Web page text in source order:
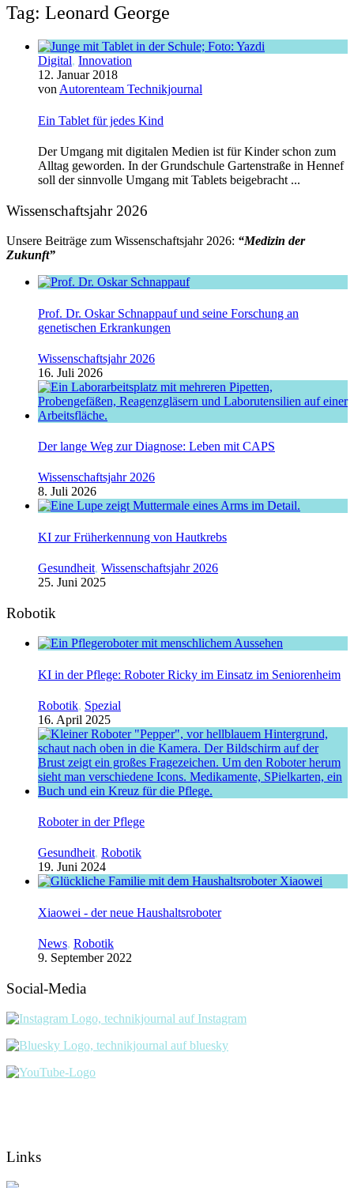
Tag: Leonard George
Digital, Innovation
12. Januar 2018
von Autorenteam Technikjournal
Ein Tablet für jedes Kind
Der Umgang mit digitalen Medien ist für Kinder schon zum
Alltag geworden. In der Grundschule Gartenstraße in Hennef
soll der sinnvolle Umgang mit Tablets beigebracht ...
Wissenschaftsjahr 2026
Unsere Beiträge zum Wissenschaftsjahr 2026: “Medizin der
Zukunft”
Prof. Dr. Oskar Schnappauf und seine Forschung an
genetischen Erkrankungen
Wissenschaftsjahr 2026
16. Juli 2026
Der lange Weg zur Diagnose: Leben mit CAPS
Wissenschaftsjahr 2026
8. Juli 2026
KI zur Früherkennung von Hautkrebs
Gesundheit, Wissenschaftsjahr 2026
25. Juni 2025
Robotik
KI in der Pflege: Roboter Ricky im Einsatz im Seniorenheim
Robotik, Spezial
16. April 2025
Roboter in der Pflege
Gesundheit, Robotik
19. Juni 2024
Xiaowei - der neue Haushaltsroboter
News, Robotik
9. September 2022
Social-Media
Links